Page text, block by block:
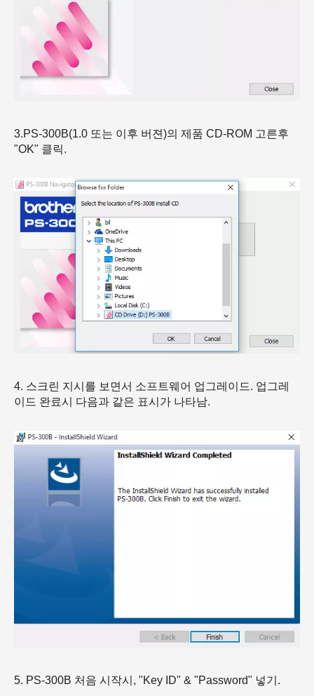
3.PS-300B(1.0 또는 이후 버젼)의 제품 CD-ROM 고른후
"OK" 클릭.
4. 스크린 지시를 보면서 소프트웨어 업그레이드. 업그레
이드 완료시 다음과 같은 표시가 나타남.
5. PS-300B 처음 시작시, "Key ID" & "Password" 넣기.